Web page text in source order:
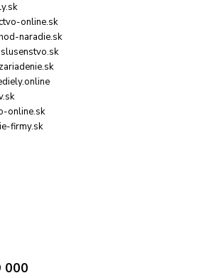
online.sk
naradie.sk
online.sk
firmy.sk
000